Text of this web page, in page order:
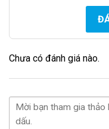
Chưa có đánh giá nào.